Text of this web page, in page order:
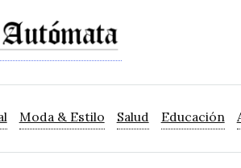
Moda & Estilo Salud Educación